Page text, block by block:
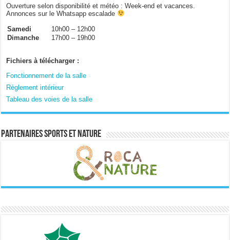
Ouverture selon disponibilité et météo : Week-end et vacances.
Annonces sur le Whatsapp escalade
Samedi
10h00 – 12h00
Dimanche
17h00 – 19h00
Fichiers à télécharger :
Fonctionnement de la salle
Règlement intérieur
Tableau des voies de la salle
Partenaires sports et nature